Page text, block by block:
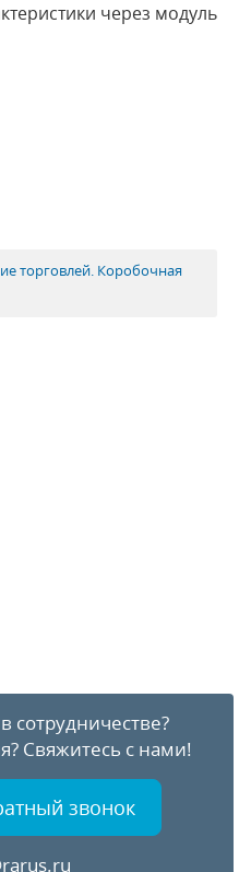
через модуль
торговлей. Коробочная
сотрудничестве?
Свяжитесь с нами!
звонок